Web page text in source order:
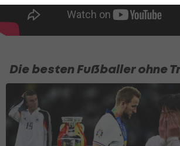
Die besten Fußballer ohne